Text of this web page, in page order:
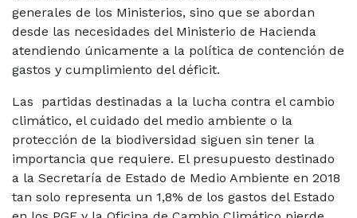
generales de los Ministerios, sino que se abordan
desde las necesidades del Ministerio de Hacienda
atendiendo únicamente a la política de contención de
gastos y cumplimiento del déficit.
Las partidas destinadas a la lucha contra el cambio
climático, el cuidado del medio ambiente o la
protección de la biodiversidad siguen sin tener la
importancia que requiere. El presupuesto destinado
a la Secretaría de Estado de Medio Ambiente en 2018
tan solo representa un 1,8% de los gastos del Estado